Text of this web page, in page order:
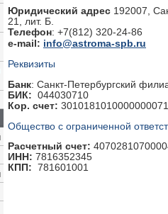
Юридический адрес 192007,
21, лит. Б.
Телефон: +7(812) 320-24-86
e-mail: info@astroma-spb.ru
Реквизиты
Банк: Санкт-Петербургский
БИК: 044030710
Кор. счет:
Общество с ограниченной
Расчетный счет:
ИНН: 7816352345
КПП: 781601001